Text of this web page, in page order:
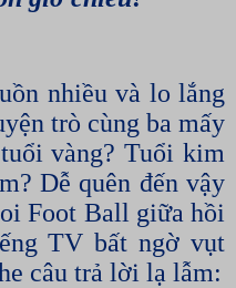
nhiều và lo lắng
trò cùng ba mấy
vàng? Tuổi kim
Dễ quên đến vậy
Foot Ball giữa hồi
TV bất ngờ vụt
câu trả lời lạ lẫm: